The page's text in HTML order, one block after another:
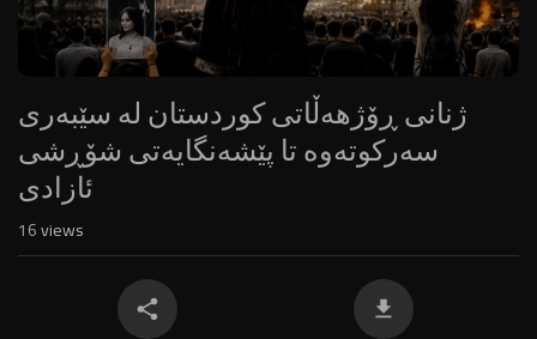
ژنانی ڕۆژهەڵاتی کوردستان لە سێبەری
سەرکوتەوە تا پێشەنگایەتی شۆڕشی
ئازادی
16views